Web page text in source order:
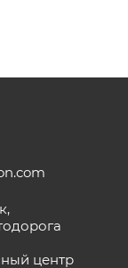
центр